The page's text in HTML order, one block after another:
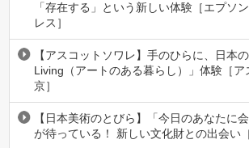
「存在する」という新しい体験［エプソ
レス］
【アスコットソワレ】手のひらに、日本
Living（アートのある暮らし）」体験［ア
京］
【日本美術のとびら】「今日のあなたに
が待っている！ 新しい文化財との出会い